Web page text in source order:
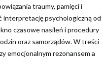
traumy, pamięci i
interpretację psychologiczną od
czasowe nasileń i procedury
oraz samorządów. W treści
emocjonalnym rezonansem a